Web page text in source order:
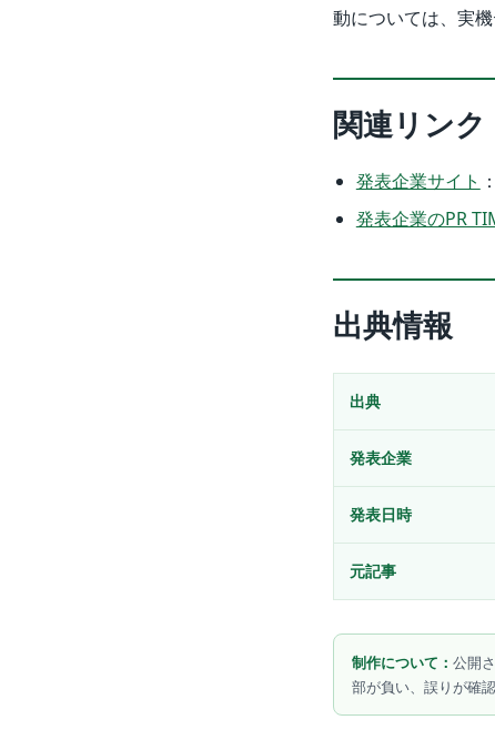
動については、実
関連リンク
発表企業サイト
発表企業のPR
出典情報
出典
発表企業
発表日時
元記事
制作について： 公開
部が負い、誤りが確